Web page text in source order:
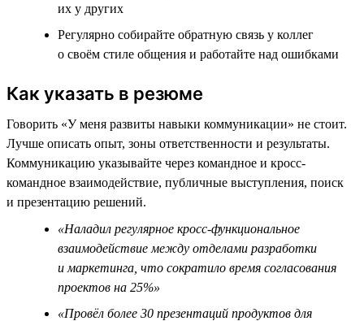
их у других
Регулярно собирайте обратную связь у коллег
о своём стиле общения и работайте над ошибками
Как указать в резюме
Говорить «У меня развиты навыки коммуникации» не стоит.
Лучше описать опыт, зоны ответственности и результаты.
Коммуникацию указывайте через командное и кросс-
командное взаимодействие, публичные выступления, поиск
и презентацию решений.
«Наладил регулярное кросс-функциональное
взаимодействие между отделами разработки
и маркетинга, что сократило время согласования
проектов на 25%»
«Провёл более 30 презентаций продуктов для